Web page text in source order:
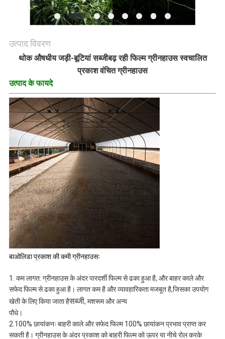
उत्पाद विवरण
थोक औषधीय जड़ी-बूटियां सब्जीबढ़ रही फिल्म ग्रीनहाउस स्वचालित
प्रकाश वंचित ग्रीनहाउस
उत्पाद के फायदे
बाओलिडा प्रकाश की कमी ग्रीनहाउसः
1. कम लागत: ग्रीनहाउस के अंदर पारदर्शी फिल्म से ढका हुआ है, और बाहर काले और
सफेद फिल्म से ढका हुआ है। लागत कम है और व्यावहारिकता मजबूत है,जिसका उपयोग
खेती के लिए किया जाता हैसब्जी, मशरूम और अन्य
पौधे।
2.100% छायांकनः बाहरी काले और सफेद फिल्म 100% छायांकन प्रभाव प्राप्त कर
सकती है। ग्रीनहाउस के अंदर प्रकाश को बाहरी फिल्म को ऊपर या नीचे रोल करके